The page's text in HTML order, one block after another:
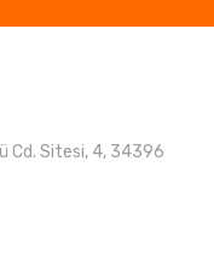
Cd. Sitesi, 4, 34396